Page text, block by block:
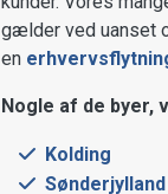
gælder ved uanset
en
Nogle af de byer,
Kolding
Sønderjylland